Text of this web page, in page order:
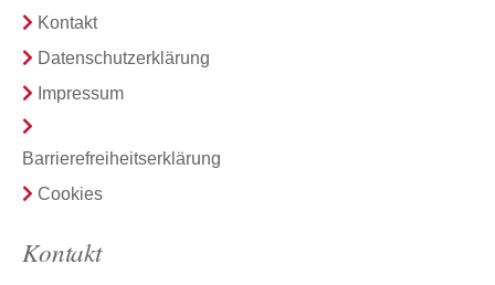
Kontakt
Datenschutzerklärung
Impressum
Barrierefreiheitserklärung
Cookies
Kontakt